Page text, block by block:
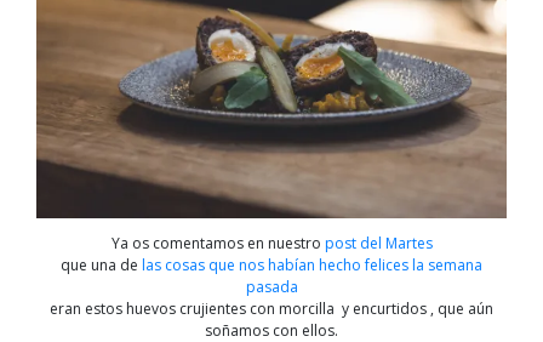
Ya os comentamos en nuestro post del Martes
que una de las cosas que nos habían hecho felices la semana
pasada
eran estos huevos crujientes con morcilla y encurtidos , que aún
soñamos con ellos.